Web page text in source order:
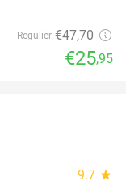
Regulier €47,70
€25,95
9.7 star